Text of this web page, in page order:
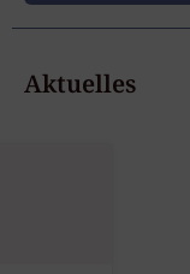
Aktuelles